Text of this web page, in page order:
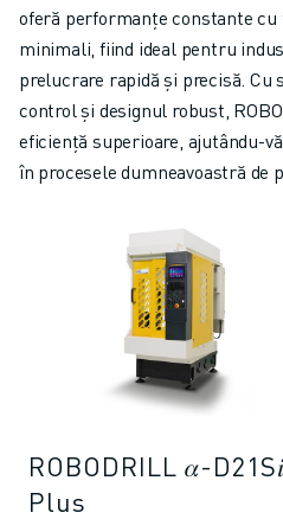
FANUC ACADEMY
SOLUȚII PENTRU INDUSTRII
SOLUȚII EDUCAȚIONALE
WORLDSKILLS ȘI TINERELE
EVENIMENTE EDUCAȚIONALE
ȘTIRI ȘI MEDIA
EVENIMENTE EDUCAȚIONALE
FANUC ÎN EUROPA
LOCAȚIILE NOASTRE
PROIECTAȚI VIITORUL CU FANUC
ALĂTURAȚI-VĂ ECHIPEI FANUC »
oferă performanțe constante
minimali, fiind ideal pentru
prelucrare rapidă și precisă. Cu
control și designul robust,
eficiență superioare, ajutându-
în procesele dumneavoastră de
ROBODRILL 𝛼-
Plus